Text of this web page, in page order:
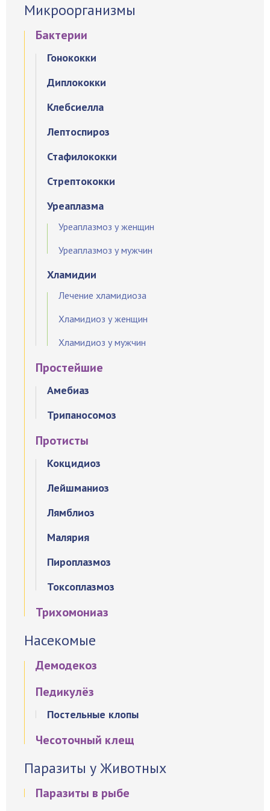
Микроорганизмы
Бактерии
Гонококки
Диплококки
Клебсиелла
Лептоспироз
Стафилококки
Стрептококки
Уреаплазма
Уреаплазмоз у женщин
Уреаплазмоз у мужчин
Хламидии
Лечение хламидиоза
Хламидиоз у женщин
Хламидиоз у мужчин
Простейшие
Амебиаз
Трипаносомоз
Протисты
Кокцидиоз
Лейшманиоз
Лямблиоз
Малярия
Пироплазмоз
Токсоплазмоз
Трихомониаз
Насекомые
Демодекоз
Педикулёз
Постельные клопы
Чесоточный клещ
Паразиты у Животных
Паразиты в рыбе